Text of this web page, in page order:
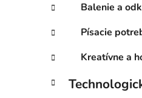
Balenie a
Písacie
Kreatívne a